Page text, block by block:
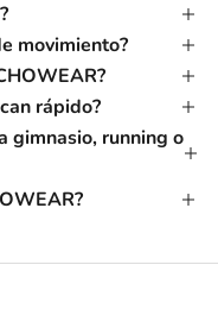
movimiento?
rápido?
gimnasio, running o